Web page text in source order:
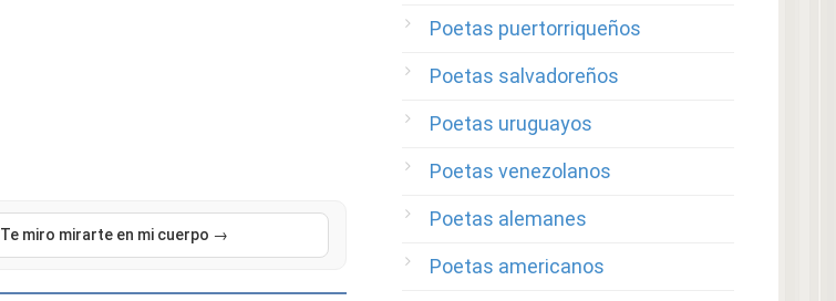
Te miro mirarte en mi cuerpo →
Poetas puertorriqueños
Poetas salvadoreños
Poetas uruguayos
Poetas venezolanos
Poetas alemanes
Poetas americanos